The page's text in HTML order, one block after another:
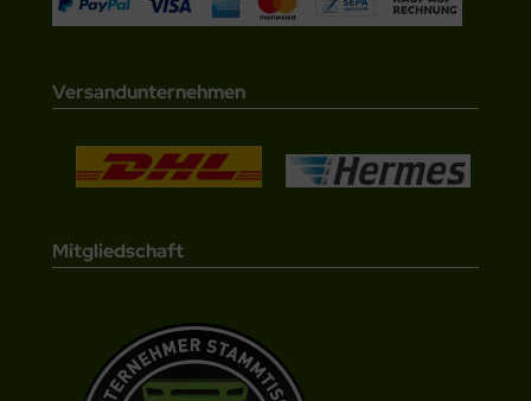
Versandunternehmen
Mitgliedschaft